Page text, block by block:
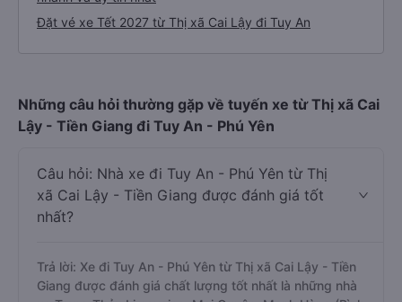
Đặt vé xe Tết 2027 từ Thị xã Cai Lậy đi Tuy An
Những câu hỏi thường gặp về tuyến xe từ Thị xã Cai
Lậy - Tiền Giang đi Tuy An - Phú Yên
Câu hỏi: Nhà xe đi Tuy An - Phú Yên từ Thị
xã Cai Lậy - Tiền Giang được đánh giá tốt
nhất?
Trả lời: Xe đi Tuy An - Phú Yên từ Thị xã Cai Lậy - Tiền
Giang được đánh giá chất lượng tốt nhất là những nhà